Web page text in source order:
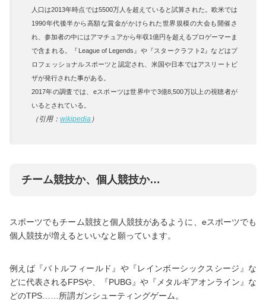
人口は2013年時点では5500万人を超えていると試算された。欧米では
1990年代後半から高額な賞金がかけられた世界規模の大会も開催さ
れ、参加者の中にはアマチュアから年収1億円を超えるプロゲーマーま
で含まれる。『League of Legends』や『スタークラフト2』などはプ
ロフェッショナルスポーツと認定され、米国や日本ではアスリートビ
ザが発行された事がある。
2017年の調査では、eスポーツは世界中で3億8,500万以上の視聴者が
いるとされている。
（引用： wikipedia ）
チーム競技か、個人競技か…
スポーツでもチーム競技と個人競技があるように、eスポーツでも
個人競技が増えるといいなと願っています。
例えば『バトルフィールド』や『レインボーシックスシージ』な
どに代表されるFPSや、『PUBG』や『メタルギアオンライン』な
どのTPS……所謂ガンシューティングゲーム。